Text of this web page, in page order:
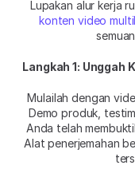
Lupakan alur kerja
konten video
Langkah 1: Unggah
Mulailah dengan
Demo produk,
Anda telah
Alat penerjemahan